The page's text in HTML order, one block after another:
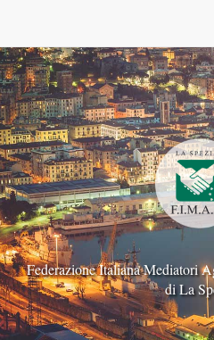
Federazione Italiana Mediatori
di La